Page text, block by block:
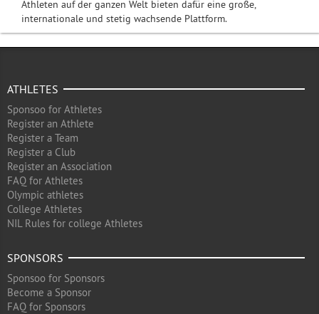
Athleten auf der ganzen Welt bieten dafür eine große,
internationale und stetig wachsende Plattform.
ATHLETES
Sponsoo for Athletes
Register an Athlete
Register a Team
Register a Club
Register an Association
FAQ for Athletes
Olympic athletes
College Athletes
NIL Rules for college Athletes
SPONSORS
Sponsoo for Sponsors
Become a Sponsor
FAQ for Sponsors